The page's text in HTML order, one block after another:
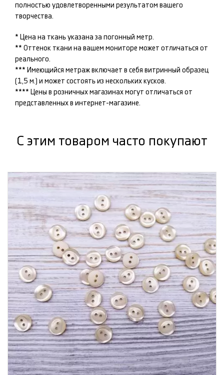
полностью удовлетворенными результатом вашего
творчества.
* Цена на ткань указана за погонный метр.
** Оттенок ткани на вашем мониторе может отличаться от
реального.
*** Имеющийся метраж включает в себя витринный образец
(1,5 м.) и может состоять из нескольких кусков.
**** Цены в розничных магазинах могут отличаться от
представленных в интернет-магазине.
С этим товаром часто покупают